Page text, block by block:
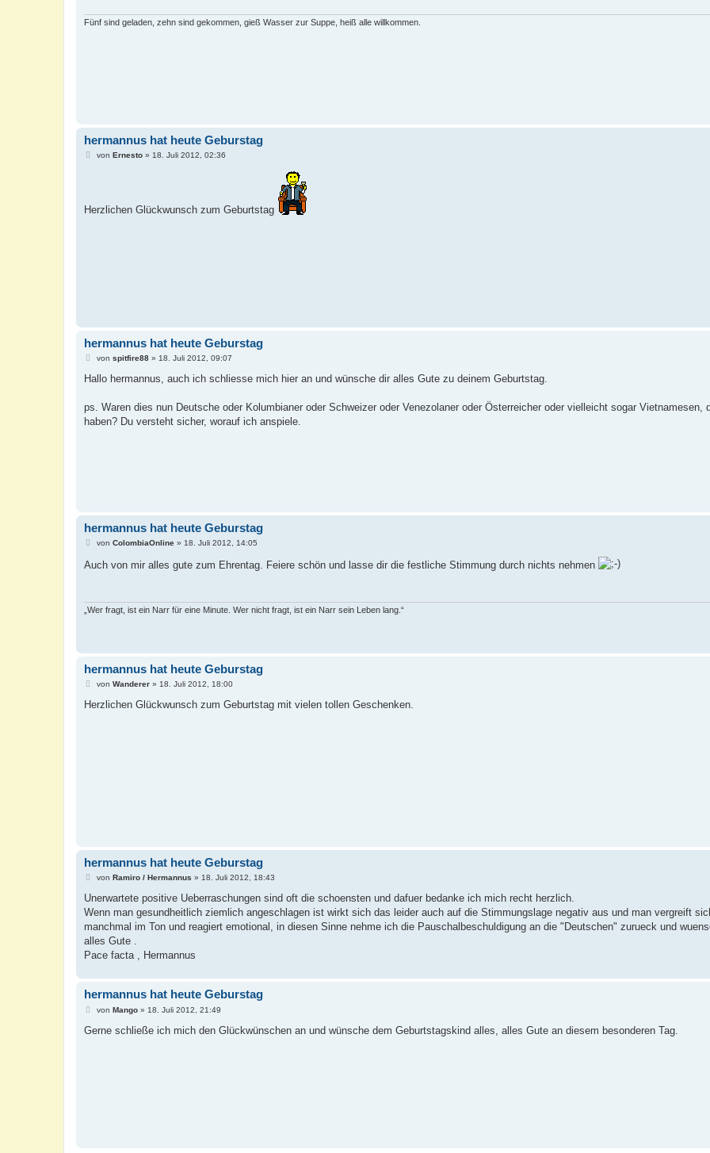
Fünf sind geladen, zehn sind gekommen, gieß Wasser zur Suppe, heiß alle willkommen.
hermannus hat heute Geburstag
B
g
von Ernesto» 18. Juli 2012, 02:36
Herzlichen Glückwunsch zum Geburtstag
hermannus hat heute Geburstag
B
i
a
von spitfire88» 18. Juli 2012, 09:07
Hallo hermannus, auch ich schliesse mich hier an und wünsche dir alles Gute zu deinem Geburtstag.
ps. Waren dies nun Deutsche oder Kolumbianer oder Schweizer oder Venezolaner oder Österreicher oder vielleicht sogar Vietnamesen,
haben? Du versteht sicher, worauf ich anspiele.
hermannus hat heute Geburstag
B
t
von ColombiaOnline» 18. Juli 2012, 14:05
Auch von mir alles gute zum Ehrentag. Feiere schön und lasse dir die festliche Stimmung durch nichts nehmen
„Wer fragt, ist ein Narr für eine Minute. Wer nicht fragt, ist ein Narr sein Leben lang.“
hermannus hat heute Geburstag
B
i
von Wanderer» 18. Juli 2012, 18:00
Herzlichen Glückwunsch zum Geburtstag mit vielen tollen Geschenken.
hermannus hat heute Geburstag
B
i
r
a
von Ramiro / Hermannus » 18. Juli 2012, 18:43
Unerwartete positive Ueberraschungen sind oft die schoensten und dafuer bedanke ich mich recht herzlich.
Wenn man gesundheitlich ziemlich angeschlagen ist wirkt sich das leider auch auf die Stimmungslage negativ aus und man vergreift
manchmal im Ton und reagiert emotional, in diesen Sinne nehme ich die Pauschalbeschuldigung an die "Deutschen" zurueck und
alles Gute .
Pace facta , Hermannus
hermannus hat heute Geburstag
B
i
von Mango» 18. Juli 2012, 21:49
Gerne schließe ich mich den Glückwünschen an und wünsche dem Geburtstagskind alles, alles Gute an diesem besonderen Tag.